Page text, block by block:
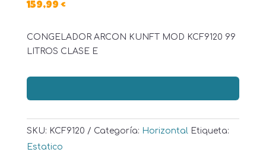
159,99 €
CONGELADOR ARCON KUNFT MOD KCF9120 99
LITROS CLASE E
SKU: KCF9120 Categoría: Horizontal Etiqueta:
Estatico